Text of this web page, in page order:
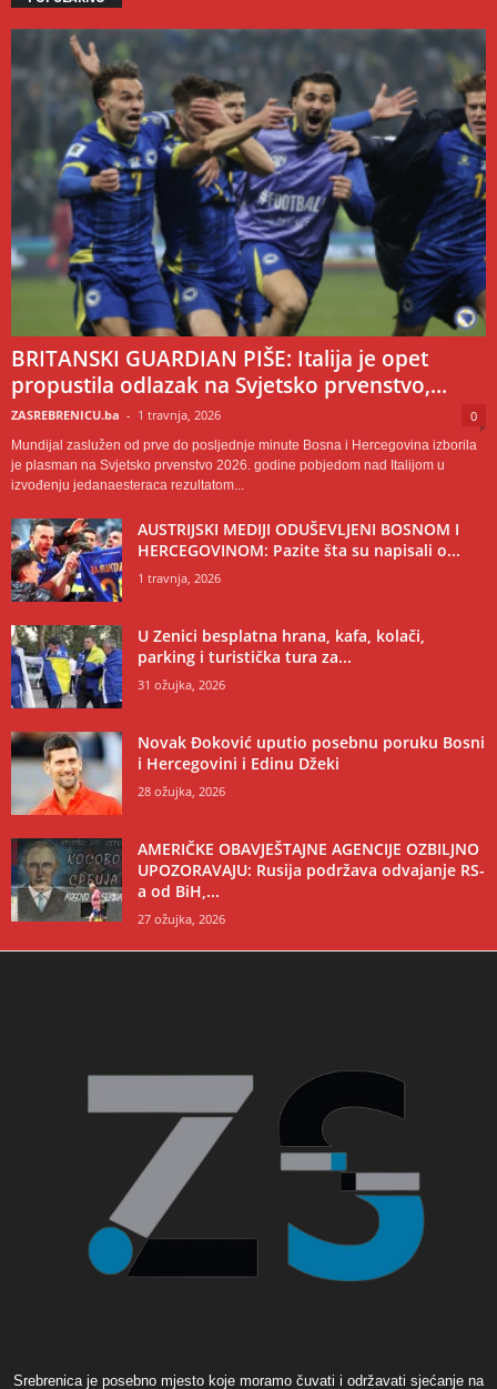
BRITANSKI GUARDIAN PIŠE: Italija je opet
propustila odlazak na Svjetsko prvenstvo,...
ZASREBRENICU.ba - 1 travnja, 2026 0
Mundijal zaslužen od prve do posljednje minute Bosna i Hercegovina izborila
je plasman na Svjetsko prvenstvo 2026. godine pobjedom nad Italijom u
izvođenju jedanaesteraca rezultatom...
AUSTRIJSKI MEDIJI ODUŠEVLJENI BOSNOM I
HERCEGOVINOM: Pazite šta su napisali o...
1 travnja, 2026
U Zenici besplatna hrana, kafa, kolači,
parking i turistička tura za...
31 ožujka, 2026
Novak Đoković uputio posebnu poruku Bosni
i Hercegovini i Edinu Džeki
28 ožujka, 2026
AMERIČKE OBAVJEŠTAJNE AGENCIJE OZBILJNO
UPOZORAVAJU: Rusija podržava odvajanje RS-
a od BiH,...
27 ožujka, 2026
Srebrenica je posebno mjesto koje moramo čuvati i održavati sjećanje na